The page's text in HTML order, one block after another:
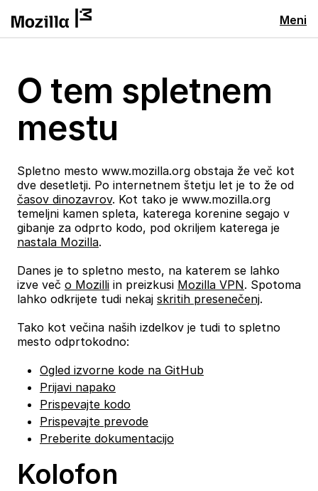
Meni
O tem spletnem
mestu
Spletno mesto www.mozilla.org obstaja že več kot
dve desetletji. Po internetnem štetju let je to že od
časov dinozavrov. Kot tako je www.mozilla.org
temeljni kamen spleta, katerega korenine segajo v
gibanje za odprto kodo, pod okriljem katerega je
nastala Mozilla.
Danes je to spletno mesto, na katerem se lahko
izve več o Mozilli in preizkusi Mozilla VPN. Spotoma
lahko odkrijete tudi nekaj skritih presenečenj.
Tako kot večina naših izdelkov je tudi to spletno
mesto odprtokodno:
Ogled izvorne kode na GitHub
Prijavi napako
Prispevajte kodo
Prispevajte prevode
Preberite dokumentacijo
Kolofon